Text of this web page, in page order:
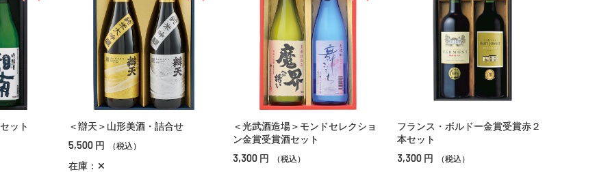
ット ＜辯天＞山形美酒・詰合せ
5,500 円 （税込）
在庫：✕
＜光武酒造場＞モンドセレクショ
ン金賞受賞酒セット
3,300 円 （税込）
フランス・ボルドー金賞受賞赤２
本セット
3,300 円 （税込）